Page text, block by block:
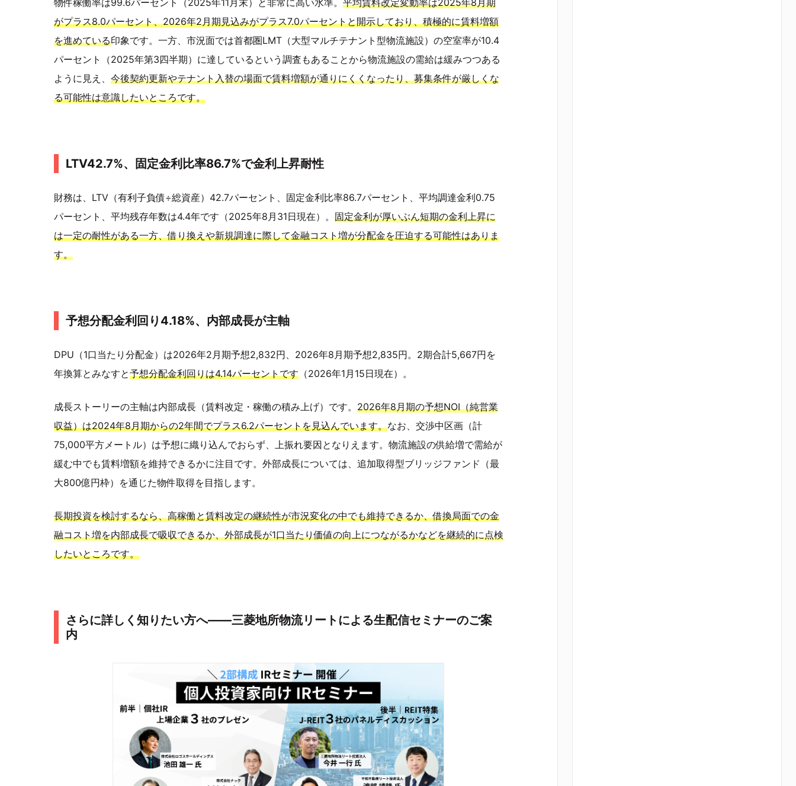
物件稼働率は99.6パーセント（2025年11月末）と非常に高い水準。 平均賃料改定変動率は2025年8月期
がプラス8.0パーセント、2026年2月期見込みがプラス7.0パーセントと開示しており、積極的に賃料増額
を進めている印象です。一方、市況面では首都圏LMT（大型マルチテナント型物流施設）の空室率が10.4
パーセント（2025年第3四半期）に達しているという調査もあることから物流施設の需給は緩みつつある
ように見え、 今後契約更新やテナント入替の場面で賃料増額が通りにくくなったり、募集条件が厳しくな
る可能性は意識したいところです。
LTV42.7%、固定金利比率86.7%で金利上昇耐性
財務は、LTV（有利子負債÷総資産）42.7パーセント、固定金利比率86.7パーセント、平均調達金利0.75
パーセント、平均残存年数は4.4年です（2025年8月31日現在）。 固定金利が厚いぶん短期の金利上昇に
は一定の耐性がある一方、借り換えや新規調達に際して金融コスト増が分配金を圧迫する可能性はありま
す。
予想分配金利回り4.18%、内部成長が主軸
DPU（1口当たり分配金）は2026年2月期予想2,832円、2026年8月期予想2,835円。2期合計5,667円を
年換算とみなすと予想分配金利回りは4.14パーセントです（2026年1月15日現在）。
成長ストーリーの主軸は内部成長（賃料改定・稼働の積み上げ）です。 2026年8月期の予想NOI（純営業
収益）は2024年8月期からの2年間でプラス6.2パーセントを見込んでいます。なお、交渉中区画（計
75,000平方メートル）は予想に織り込んでおらず、上振れ要因となりえます。物流施設の供給増で需給が
緩む中でも賃料増額を維持できるかに注目です。外部成長については、追加取得型ブリッジファンド（最
大800億円枠）を通じた物件取得を目指します。
長期投資を検討するなら、高稼働と賃料改定の継続性が市況変化の中でも維持できるか、借換局面での金
融コスト増を内部成長で吸収できるか、外部成長が1口当たり価値の向上につながるかなどを継続的に点検
したいところです。
さらに詳しく知りたい方へ――三菱地所物流リートによる生配信セミナーのご案
内